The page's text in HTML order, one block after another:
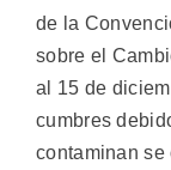
de la
sobre el
al 15 de
cumbres
contaminan